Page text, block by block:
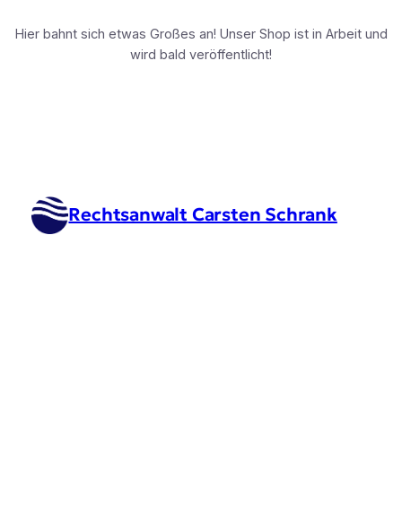
Hier bahnt sich etwas Großes an! Unser Shop ist in Arbeit und
wird bald veröffentlicht!
Rechtsanwalt Carsten Schrank